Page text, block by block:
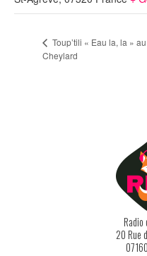
Toup’tili « Eau la, la » au
Cheylard
Radio
20 Rue